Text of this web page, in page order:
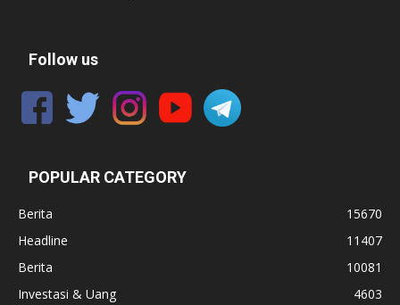
Follow us
POPULAR CATEGORY
Berita
15670
Headline
11407
Berita
10081
Investasi & Uang
4603